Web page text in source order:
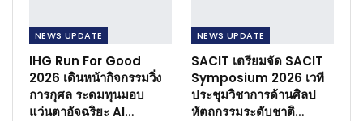
NEWS​ UPDATE
IHG Run For Good
2026 เดินหน้ากิจกรรมวิ่ง
การกุศล ระดมทุนมอบ
แว่นตาอัจฉริยะ AI…
NEWS​ UPDATE
SACIT เตรียมจัด SACIT
Symposium 2026 เวที
ประชุมวิชาการด้านศิลป
หัตถกรรมระดับชาติ…